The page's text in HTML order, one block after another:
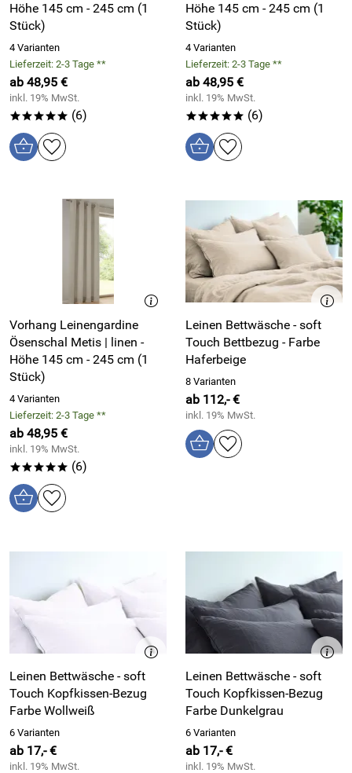
Höhe 145 cm - 245 cm (1
Stück)
4 Varianten
Lieferzeit: 2-3 Tage **
ab 48,95 €
inkl. 19% MwSt.
***** (6)
Höhe 145 cm - 245 cm (1
Stück)
4 Varianten
Lieferzeit: 2-3 Tage **
ab 48,95 €
inkl. 19% MwSt.
***** (6)
Vorhang Leinengardine
Ösenschal Metis | linen -
Höhe 145 cm - 245 cm (1
Stück)
4 Varianten
Lieferzeit: 2-3 Tage **
ab 48,95 €
inkl. 19% MwSt.
***** (6)
Leinen Bettwäsche - soft
Touch Bettbezug - Farbe
Haferbeige
8 Varianten
ab 112,- €
inkl. 19% MwSt.
Leinen Bettwäsche - soft
Touch Kopfkissen-Bezug
Farbe Wollweiß
6 Varianten
ab 17,- €
inkl. 19% MwSt.
Leinen Bettwäsche - soft
Touch Kopfkissen-Bezug
Farbe Dunkelgrau
6 Varianten
ab 17,- €
inkl. 19% MwSt.